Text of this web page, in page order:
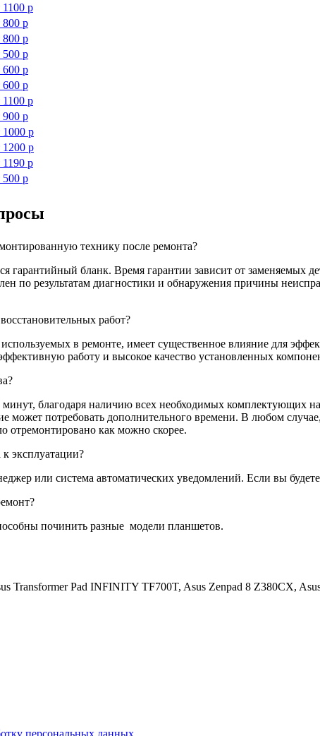
1100 р
800 р
800 р
500 р
600 р
600 р
1100 р
900 р
1000 р
1200 р
1190 р
500 р
технику после ремонта?
гарантийный бланк. Время гарантии зависит от заменяемых
по результатам диагностики и обнаружения причины
работ?
в ремонте, имеет существенное влияние для
работу и высокое качество установленных
благодаря наличию всех необходимых комплектующих
может потребовать дополнительного времени. В любом
отремонтировано как можно скорее.
к эксплуатации?
или система автоматических уведомлений. Если вы
починить разные модели планшетов.
Transformer Pad INFINITY TF700T, Asus Zenpad 8 Z380CX,
персональных данных